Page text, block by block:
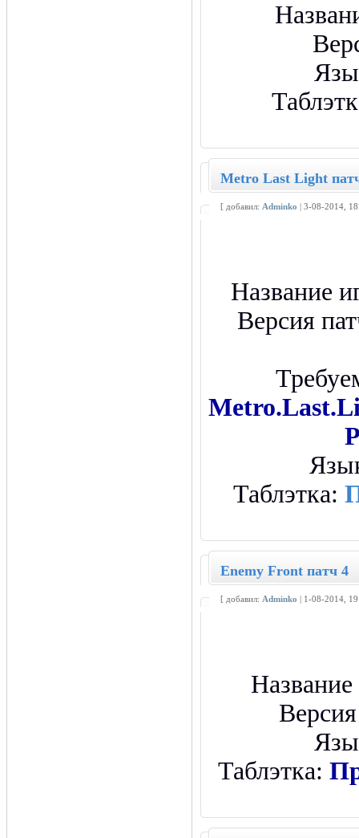
Metro Last Light
[ добавил: Adminko | 3-08-2014,
Название
Версия
Таблэтка:
Enemy Front патч 4
[ добавил: Adminko | 1-08-2014,
Таблэтка: